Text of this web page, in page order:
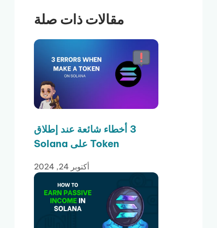
مقالات ذات صلة
3 أخطاء شائعة عند إطلاق
Token على Solana
أكتوبر 24, 2024